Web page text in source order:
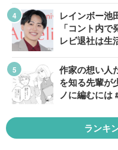
レインボー池
「コント内
レビ退社は生
作家の想い人
を知る先輩が
ノに編むには
ランキ